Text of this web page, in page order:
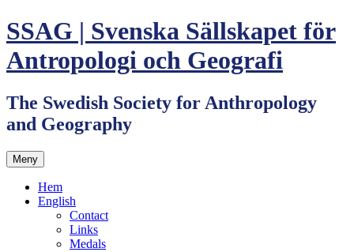
Hoppa
till
innehåll
SSAG | Svenska Sällskapet för
Antropologi och Geografi
The Swedish Society for Anthropology
and Geography
Meny
Hem
English
Contact
Links
Medals